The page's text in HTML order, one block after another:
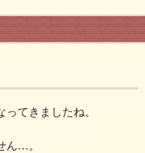
てきましたね。
ん…。